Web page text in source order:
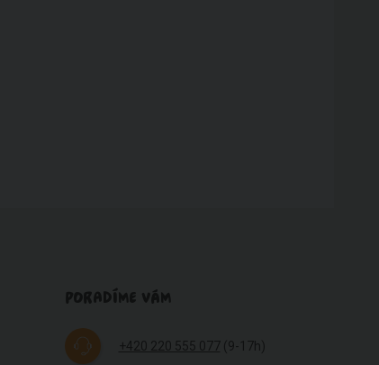
PORADÍME VÁM
+420 220 555 077(9-17h)